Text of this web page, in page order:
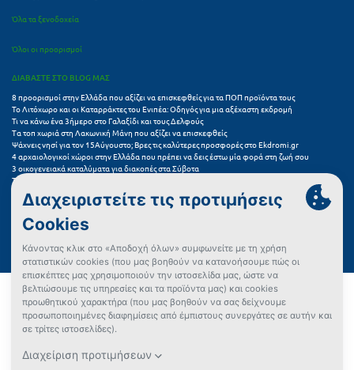
Όλα τα ξενοδοχεία
Όλοι οι προορισμοί
ΔΙΑΒΑΣΤΕ ΣΤΟ BLOG ΜΑΣ
8 προορισμοί στην Ελλάδα που αξίζει να επισκεφθείς για τα ΠΟΠ προϊόντα τους
Το Λιτόχωρο και οι Καταρράκτες του Ενιπέα: Οδηγός για μια αξέχαστη εκδρομή
Τι να κάνω ένα 3ήμερο στο Γαλαξίδι και τους Δελφούς
Τα τοπ χωριά στη Λακωνική Μάνη που αξίζει να επισκεφθείς
Ψάχνεις νησί για τον 15Αύγουστο; Βρες τις καλύτερες προσφορές στο Ekdromi.gr
4 αρχαιολογικοί χώροι στην Ελλάδα που πρέπει να δεις έστω μία φορά στη ζωή σου
3 οικογενειακά καταλύματα για διακοπές στα Σύβοτα
Τα 11 καλύτερα καλοκαιρινά resorts στην Ελλάδα
7 μικρά ελληνικά νησιά για αξέχαστες καλοκαιρινές διακοπές
5+1 ινσταγκραμικές παραλίες στην Ελλάδα που αξίζουν μια θέση στο feed σου
Συχνές Ερωτήσεις (FAQs) για Ξενοδοχεία
Όροι χρήσης
Πολιτική Προστασίας Προσωπικών Δεδομένων
Πολιτική Cookies
Πώς μπορώ να αγοράσω;